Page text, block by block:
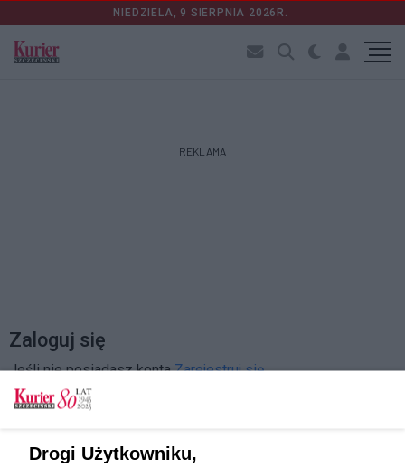
NIEDZIELA, 9 SIERPNIA 2026R.
REKLAMA
Zaloguj się
Jeśli nie posiadasz kontaZarejestruj się
Drogi Użytkowniku,